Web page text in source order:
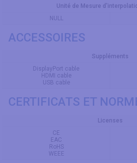
Unité de Mesure
NULL
ACCESSOIRES
Suppléments
DisplayPort cable
HDMI cable
USB cable
CERTIFICATS ET
Licenses
CE
EAC
RoHS
WEEE